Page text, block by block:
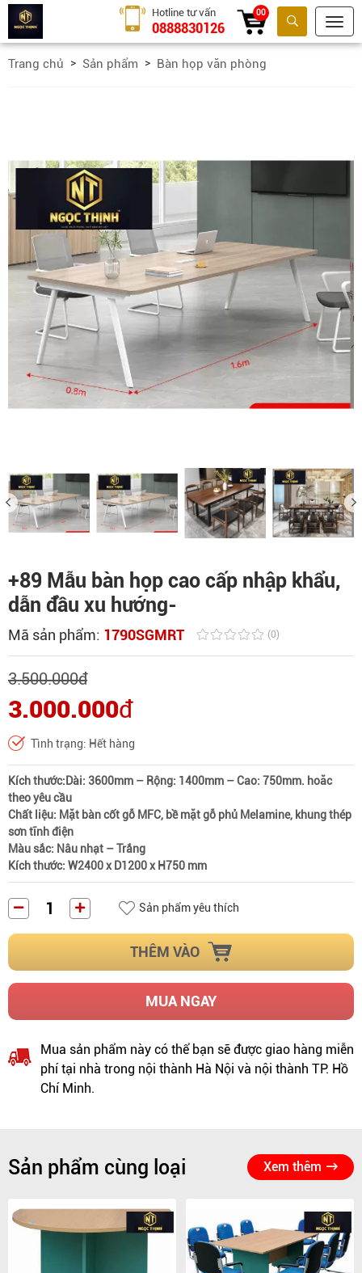
Tìm kiếm
Hotline tư vấn
0888830126
00
Trang chủ Sản phẩm Bàn họp văn phòng
+89 Mẫu bàn họp cao cấp nhập khẩu,
dẫn đầu xu hướng-
Mã sản phẩm: 1790SGMRT (0)
3.500.000đ
3.000.000đ
Tình trạng: Hết hàng
Kích thước:Dài: 3600mm – Rộng: 1400mm – Cao: 750mm. hoăc
theo yêu cầu
Chất liệu: Mặt bàn cốt gỗ MFC, bề mặt gỗ phủ Melamine, khung thép
sơn tĩnh điện
Màu sắc: Nâu nhạt – Trắng
Kích thước: W2400 x D1200 x H750 mm
Sản phẩm yêu thích
THÊM VÀO
MUA NGAY
Mua sản phẩm này có thể bạn sẽ được giao hàng miễn
phí tại nhà trong nội thành Hà Nội và nội thành TP. Hồ
Chí Minh.
Sản phẩm cùng loại Xem thêm